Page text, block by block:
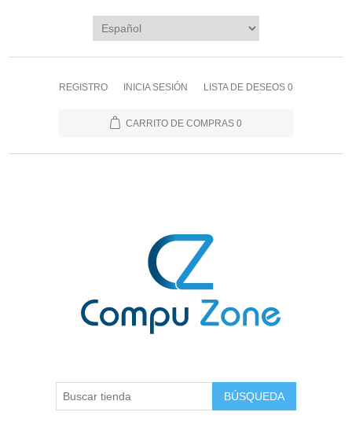
REGISTRO INICIA SESIÓN LISTA DE DESEOS 0
CARRITO DE COMPRAS 0
BÚSQUEDA